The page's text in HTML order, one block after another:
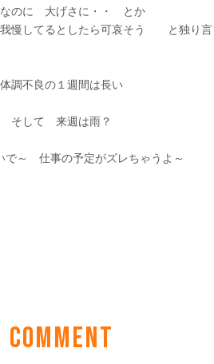
COMMENT